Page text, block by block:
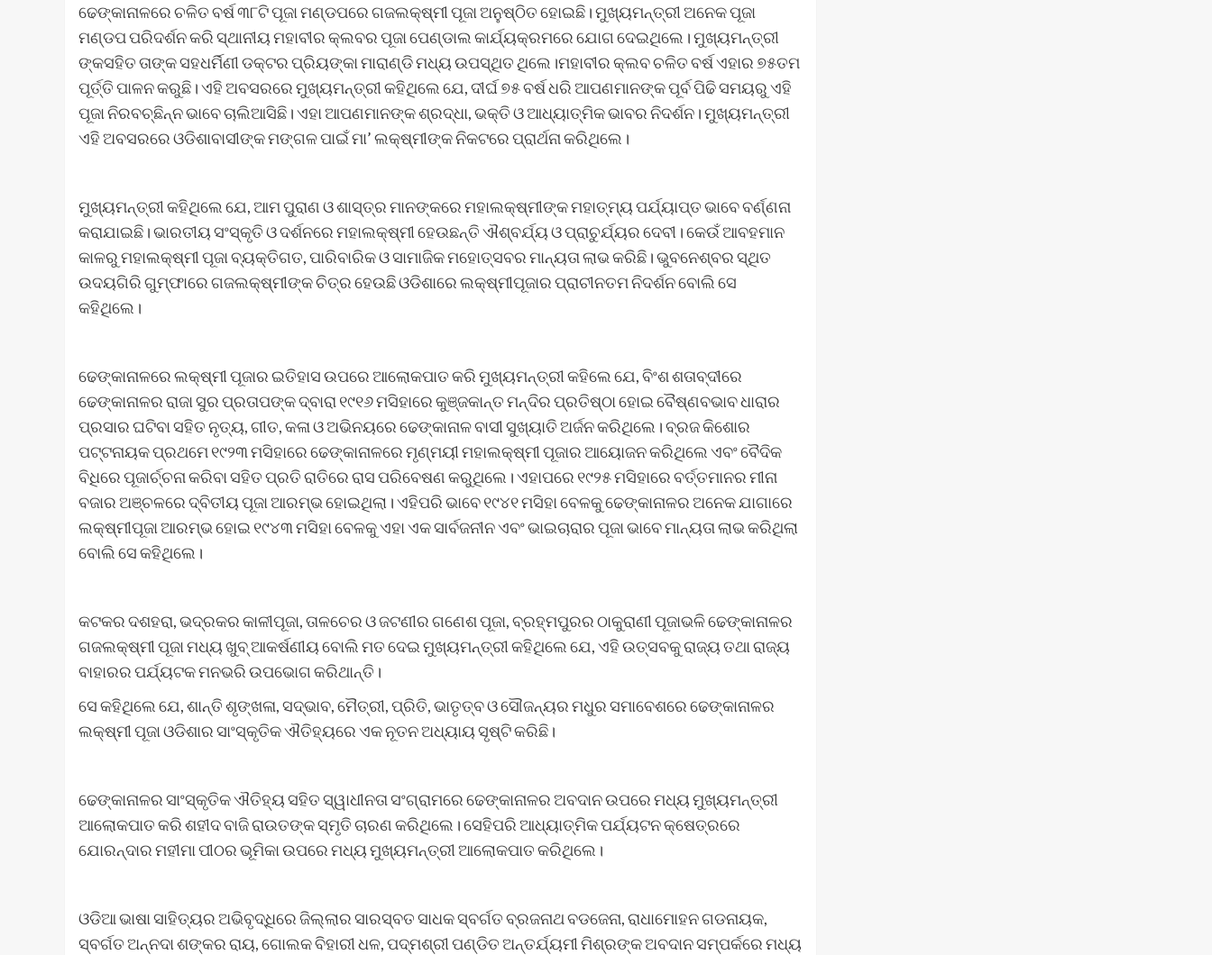
ଢେଙ୍କାନାଳରେ ଚଳିତ ବର୍ଷ ୩୮ଟି ପୂଜା ମଣ୍ଡପରେ ଗଜଲକ୍ଷ୍ମୀ ପୂଜା ଅନୁଷ୍ଠିତ ହୋଇଛି। ମୁଖ୍ୟମନ୍ତ୍ରୀ ଅନେକ ପୂଜା
ମଣ୍ଡପ ପରିଦର୍ଶନ କରି ସ୍ଥାନୀୟ ମହାବୀର କ୍ଲବର ପୂଜା ପେଣ୍ଡାଲ କାର୍ଯ୍ୟକ୍ରମରେ ଯୋଗ ଦେଇଥିଲେ। ମୁଖ୍ୟମନ୍ତ୍ରୀ
ଙ୍କସହିତ ତାଙ୍କ ସହଧର୍ମିଣୀ ଡକ୍ଟର ପ୍ରିୟଙ୍କା ମାରାଣ୍ଡି ମଧ୍ୟ ଉପସ୍ଥିତ ଥିଲେ।ମହାବୀର କ୍ଲବ ଚଳିତ ବର୍ଷ ଏହାର ୭୫ତମ
ପୂର୍ତ୍ତି ପାଳନ କରୁଛି। ଏହି ଅବସରରେ ମୁଖ୍ୟମନ୍ତ୍ରୀ କହିଥିଲେ ଯେ, ଦୀର୍ଘ ୭୫ ବର୍ଷ ଧରି ଆପଣମାନଙ୍କ ପୂର୍ବ ପିଢି ସମୟରୁ ଏହି
ପୂଜା ନିରବଚ୍ଛିନ୍ନ ଭାବେ ଚାଲିଆସିଛି। ଏହା ଆପଣମାନଙ୍କ ଶ୍ରଦ୍ଧା, ଭକ୍ତି ଓ ଆଧ୍ୟାତ୍ମିକ ଭାବର ନିଦର୍ଶନ। ମୁଖ୍ୟମନ୍ତ୍ରୀ
ଏହି ଅବସରରେ ଓଡିଶାବାସୀଙ୍କ ମଙ୍ଗଳ ପାଇଁ ମା’ ଲକ୍ଷ୍ମୀଙ୍କ ନିକଟରେ ପ୍ରାର୍ଥନା କରିଥିଲେ।
ମୁଖ୍ୟମନ୍ତ୍ରୀ କହିଥିଲେ ଯେ, ଆମ ପୁରାଣ ଓ ଶାସ୍ତ୍ର ମାନଙ୍କରେ ମହାଲକ୍ଷ୍ମୀଙ୍କ ମହାତ୍ମ୍ୟ ପର୍ଯ୍ୟାପ୍ତ ଭାବେ ବର୍ଣ୍ଣନା
କରାଯାଇଛି। ଭାରତୀୟ ସଂସ୍କୃତି ଓ ଦର୍ଶନରେ ମହାଲକ୍ଷ୍ମୀ ହେଉଛନ୍ତି ଐଶ୍ବର୍ଯ୍ୟ ଓ ପ୍ରାଚୁର୍ଯ୍ୟର ଦେବୀ। କେଉଁ ଆବହମାନ
କାଳରୁ ମହାଲକ୍ଷ୍ମୀ ପୂଜା ବ୍ୟକ୍ତିଗତ, ପାରିବାରିକ ଓ ସାମାଜିକ ମହୋତ୍ସବର ମାନ୍ୟତା ଲାଭ କରିଛି। ଭୁବନେଶ୍ବର ସ୍ଥିତ
ଉଦୟଗିରି ଗୁମ୍ଫାରେ ଗଜଲକ୍ଷ୍ମୀଙ୍କ ଚିତ୍ର ହେଉଛି ଓଡିଶାରେ ଲକ୍ଷ୍ମୀପୂଜାର ପ୍ରାଚୀନତମ ନିଦର୍ଶନ ବୋଲି ସେ
କହିଥିଲେ।
ଢେଙ୍କାନାଳରେ ଲକ୍ଷ୍ମୀ ପୂଜାର ଇତିହାସ ଉପରେ ଆଲୋକପାତ କରି ମୁଖ୍ୟମନ୍ତ୍ରୀ କହିଲେ ଯେ, ବିଂଶ ଶତାବ୍ଦୀରେ
ଢେଙ୍କାନାଳର ରାଜା ସୁର ପ୍ରତାପଙ୍କ ଦ୍ବାରା ୧୯୧୬ ମସିହାରେ କୁଞ୍ଜକାନ୍ତ ମନ୍ଦିର ପ୍ରତିଷ୍ଠା ହୋଇ ବୈଷ୍ଣବଭାବ ଧାରାର
ପ୍ରସାର ଘଟିବା ସହିତ ନୃତ୍ୟ, ଗୀତ, କଳା ଓ ଅଭିନୟରେ ଢେଙ୍କାନାଳ ବାସୀ ସୁଖ୍ୟାତି ଅର୍ଜନ କରିଥିଲେ। ବ୍ରଜ କିଶୋର
ପଟ୍ଟନାୟକ ପ୍ରଥମେ ୧୯୨୩ ମସିହାରେ ଢେଙ୍କାନାଳରେ ମୃଣ୍ମୟୀ ମହାଲକ୍ଷ୍ମୀ ପୂଜାର ଆୟୋଜନ କରିଥିଲେ ଏବଂ ବୈଦିକ
ବିଧିରେ ପୂଜାର୍ଚ୍ଚନା କରିବା ସହିତ ପ୍ରତି ରାତିରେ ରାସ ପରିବେଷଣ କରୁଥିଲେ। ଏହାପରେ ୧୯୨୫ ମସିହାରେ ବର୍ତ୍ତମାନର ମୀନା
ବଜାର ଅଞ୍ଚଳରେ ଦ୍ବିତୀୟ ପୂଜା ଆରମ୍ଭ ହୋଇଥିଲା। ଏହିପରି ଭାବେ ୧୯୪୧ ମସିହା ବେଳକୁ ଢେଙ୍କାନାଳର ଅନେକ ଯାଗାରେ
ଲକ୍ଷ୍ମୀପୂଜା ଆରମ୍ଭ ହୋଇ ୧୯୪୩ ମସିହା ବେଳକୁ ଏହା ଏକ ସାର୍ବଜନୀନ ଏବଂ ଭାଇଚାରାର ପୂଜା ଭାବେ ମାନ୍ୟତା ଲାଭ କରିଥିଲା
ବୋଲି ସେ କହିଥିଲେ।
କଟକର ଦଶହରା, ଭଦ୍ରକର କାଳୀପୂଜା, ତାଳଚେର ଓ ଜଟଣୀର ଗଣେଶ ପୂଜା, ବ୍ରହ୍ମପୁରର ଠାକୁରାଣୀ ପୂଜାଭଳି ଢେଙ୍କାନାଳର
ଗଜଲକ୍ଷ୍ମୀ ପୂଜା ମଧ୍ୟ ଖୁବ୍ ଆକର୍ଷଣୀୟ ବୋଲି ମତ ଦେଇ ମୁଖ୍ୟମନ୍ତ୍ରୀ କହିଥିଲେ ଯେ, ଏହି ଉତ୍ସବକୁ ରାଜ୍ୟ ତଥା ରାଜ୍ୟ
ବାହାରର ପର୍ଯ୍ୟଟକ ମନଭରି ଉପଭୋଗ କରିଥାନ୍ତି।
ସେ କହିଥିଲେ ଯେ, ଶାନ୍ତି ଶୃଙ୍ଖଳା, ସଦ୍‌ଭାବ, ମୈତ୍ରୀ, ପ୍ରିତି, ଭାତୃତ୍ବ ଓ ସୌଜନ୍ୟର ମଧୁର ସମାବେଶରେ ଢେଙ୍କାନାଳର
ଲକ୍ଷ୍ମୀ ପୂଜା ଓଡିଶାର ସାଂସ୍କୃତିକ ଐତିହ୍ୟରେ ଏକ ନୂତନ ଅଧ୍ୟାୟ ସୃଷ୍ଟି କରିଛି।
ଢେଙ୍କାନାଳର ସାଂସ୍କୃତିକ ଐତିହ୍ୟ ସହିତ ସ୍ୱାଧୀନତା ସଂଗ୍ରାମରେ ଢେଙ୍କାନାଳର ଅବଦାନ ଉପରେ ମଧ୍ୟ ମୁଖ୍ୟମନ୍ତ୍ରୀ
ଆଲୋକପାତ କରି ଶହୀଦ ବାଜି ରାଉତଙ୍କ ସ୍ମୃତି ଚାରଣ କରିଥିଲେ। ସେହିପରି ଆଧ୍ୟାତ୍ମିକ ପର୍ଯ୍ୟଟନ କ୍ଷେତ୍ରରେ
ଯୋରନ୍ଦାର ମହୀମା ପୀଠର ଭୂମିକା ଉପରେ ମଧ୍ୟ ମୁଖ୍ୟମନ୍ତ୍ରୀ ଆଲୋକପାତ କରିଥିଲେ।
ଓଡିଆ ଭାଷା ସାହିତ୍ୟର ଅଭିବୃଦ୍ଧିରେ ଜିଲ୍ଲାର ସାରସ୍ବତ ସାଧକ ସ୍ବର୍ଗତ ବ୍ରଜନାଥ ବଡଜେନା, ରାଧାମୋହନ ଗଡନାୟକ,
ସ୍ବର୍ଗତ ଅନ୍ନଦା ଶଙ୍କର ରାୟ, ଗୋଲକ ବିହାରୀ ଧଳ, ପଦ୍ମଶ୍ରୀ ପଣ୍ଡିତ ଅନ୍ତର୍ଯ୍ୟମୀ ମିଶ୍ରଙ୍କ ଅବଦାନ ସମ୍ପର୍କରେ ମଧ୍ୟ